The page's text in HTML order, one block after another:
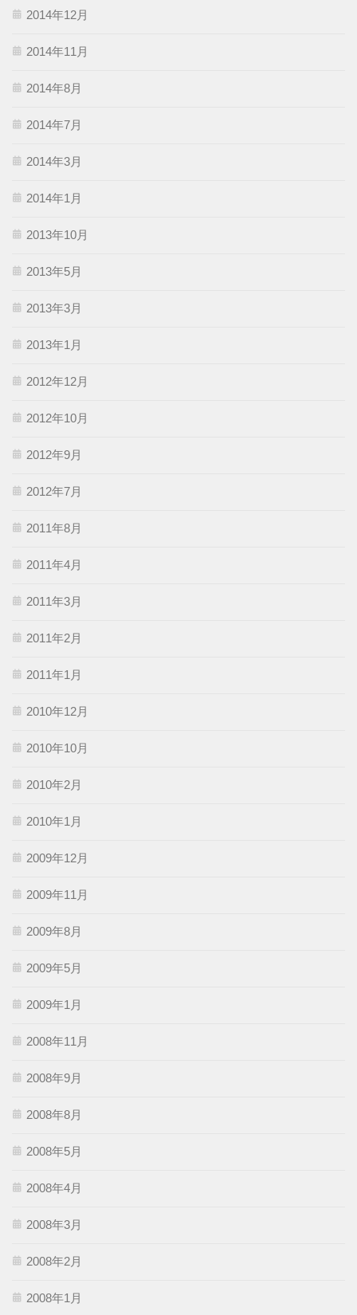
2014年12月
2014年11月
2014年8月
2014年7月
2014年3月
2014年1月
2013年10月
2013年5月
2013年3月
2013年1月
2012年12月
2012年10月
2012年9月
2012年7月
2011年8月
2011年4月
2011年3月
2011年2月
2011年1月
2010年12月
2010年10月
2010年2月
2010年1月
2009年12月
2009年11月
2009年8月
2009年5月
2009年1月
2008年11月
2008年9月
2008年8月
2008年5月
2008年4月
2008年3月
2008年2月
2008年1月